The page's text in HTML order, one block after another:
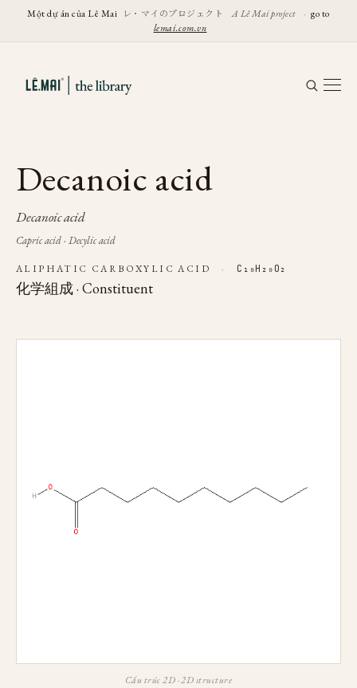
Một dự án của Lê Mai レ・マイのプロジェクト A Lê Mai project · go to
lemai.com.vn
Decanoic acid
Decanoic acid
Capric acid · Decylic acid
ALIPHATIC CARBOXYLIC ACID · C₁₀H₂₀O₂
化学組成 · Constituent
Cấu trúc 2D · 2D structure